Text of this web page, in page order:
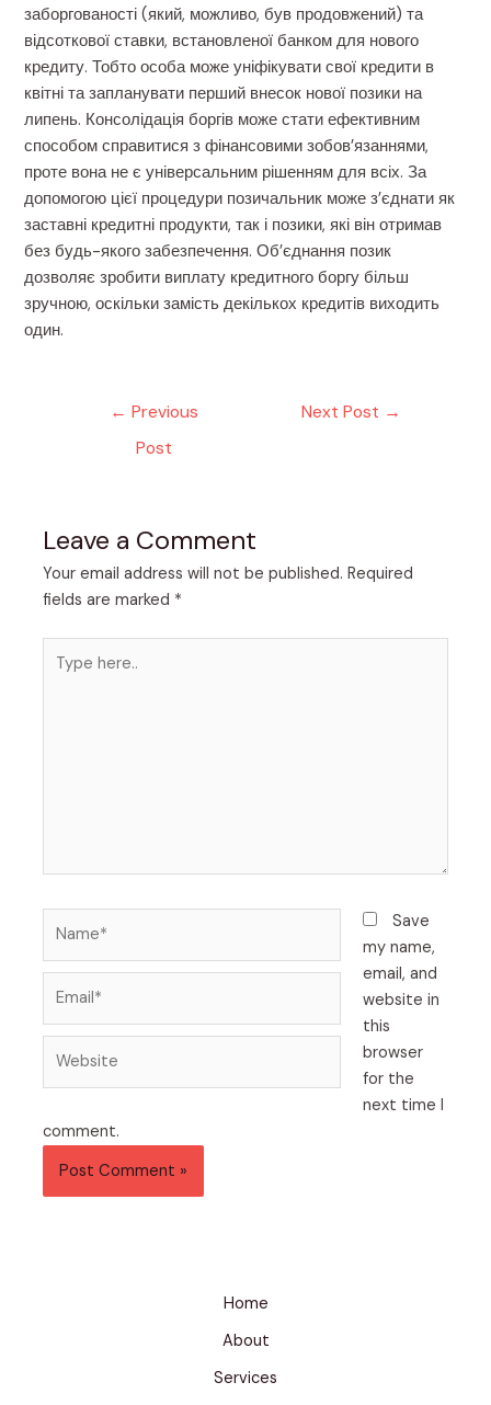
заборгованості (який, можливо, був продовжений) та
відсоткової ставки, встановленої банком для нового
кредиту. Тобто особа може уніфікувати свої кредити в
квітні та запланувати перший внесок нової позики на
липень. Консолідація боргів може стати ефективним
способом справитися з фінансовими зобов’язаннями,
проте вона не є універсальним рішенням для всіх. За
допомогою цієї процедури позичальник може з’єднати як
заставні кредитні продукти, так і позики, які він отримав
без будь-якого забезпечення. Об’єднання позик
дозволяє зробити виплату кредитного боргу більш
зручною, оскільки замість декількох кредитів виходить
один.
← Previous
Post
Next Post →
Leave a Comment
Your email address will not be published. Required
fields are marked *
here..
Save
my name,
email, and
website in
this
browser
for the
next time I
comment.
Home
About
Services